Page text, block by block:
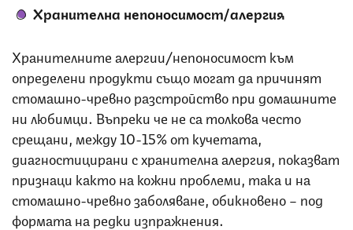
Хранителна непоносимост/алергия
Хранителните алергии/непоносимост към
определени продукти също могат да причинят
стомашно-чревно разстройство при домашните
ни любимци. Въпреки че не са толкова често
срещани, между 10-15% от кучетата,
диагностицирани с хранителна алергия, показват
признаци както на кожни проблеми, така и на
стомашно-чревно заболяване, обикновено – под
формата на редки изпражнения.